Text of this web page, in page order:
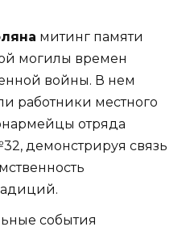
митинг памяти
могилы времен
войны. В нем
работники местного
отряда
демонстрируя связь
события